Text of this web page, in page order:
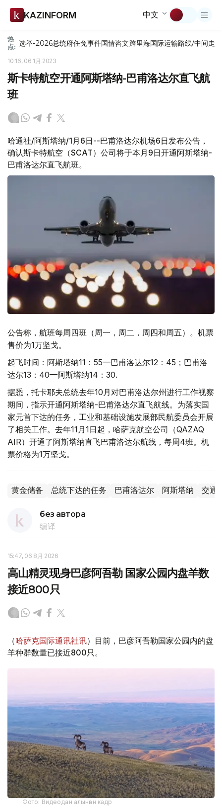
KAZINFORM 中文
热
点: 选举-2026总统府任免事件国情咨文跨里海国际运输路线/中间走廊
10:16, 06 1月 2023
斯卡特航空开通阿斯塔纳-巴甫洛达尔直飞航
班
哈通社/阿斯塔纳/1月6日--巴甫洛达尔机场6日发布公告，
确认斯卡特航空（SCAT）公司将于本月9日开通阿斯塔纳-
巴甫洛达尔直飞航班。
公告称，航班每周四班（周一，周二，周四和周五）。机票
售价为1万坚戈。
起飞时间：阿斯塔纳11：55—巴甫洛达尔12：45；巴甫洛
达尔13：40—阿斯塔纳14：30.
据悉，托卡耶夫总统去年10月对巴甫洛达尔州进行工作视察
期间，指示开通阿斯塔纳-巴甫洛达尔直飞航线。为落实国
家元首下达的任务，工业和基础设施发展部民航委员会开展
了相关工作。去年11月1日起，哈萨克航空公司（QAZAQ
AIR）开通了阿斯塔纳直飞巴甫洛达尔航线，每周4班。机
票价格为1万坚戈。
黄金储备 总统下达的任务 巴甫洛达尔 阿斯塔纳 交通
без автора
编译
15:47, 06 8月 2026
高山精灵现身巴彦阿吾勒 国家公园内盘羊数
接近800只
（哈萨克国际通讯社讯）目前，巴彦阿吾勒国家公园内的盘
羊种群数量已接近800只。
Фото: Видеодан алынған кадр